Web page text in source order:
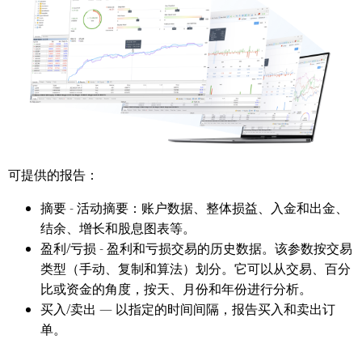
可提供的报告：
摘要 - 活动摘要：账户数据、整体损益、入金和出金、
结余、增长和股息图表等。
盈利/亏损 - 盈利和亏损交易的历史数据。该参数按交易
类型（手动、复制和算法）划分。它可以从交易、百分
比或资金的角度，按天、月份和年份进行分析。
买入/卖出 — 以指定的时间间隔，报告买入和卖出订
单。